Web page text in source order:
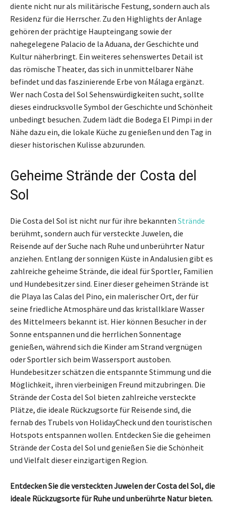
diente nicht nur als militärische Festung, sondern auch als
Residenz für die Herrscher. Zu den Highlights der Anlage
gehören der prächtige Haupteingang sowie der
nahegelegene Palacio de la Aduana, der Geschichte und
Kultur näherbringt. Ein weiteres sehenswertes Detail ist
das römische Theater, das sich in unmittelbarer Nähe
befindet und das faszinierende Erbe von Málaga ergänzt.
Wer nach Costa del Sol Sehenswürdigkeiten sucht, sollte
dieses eindrucksvolle Symbol der Geschichte und Schönheit
unbedingt besuchen. Zudem lädt die Bodega El Pimpi in der
Nähe dazu ein, die lokale Küche zu genießen und den Tag in
dieser historischen Kulisse abzurunden.
Geheime Strände der Costa del
Sol
Die Costa del Sol ist nicht nur für ihre bekannten Strände
berühmt, sondern auch für versteckte Juwelen, die
Reisende auf der Suche nach Ruhe und unberührter Natur
anziehen. Entlang der sonnigen Küste in Andalusien gibt es
zahlreiche geheime Strände, die ideal für Sportler, Familien
und Hundebesitzer sind. Einer dieser geheimen Strände ist
die Playa las Calas del Pino, ein malerischer Ort, der für
seine friedliche Atmosphäre und das kristallklare Wasser
des Mittelmeers bekannt ist. Hier können Besucher in der
Sonne entspannen und die herrlichen Sonnentage
genießen, während sich die Kinder am Strand vergnügen
oder Sportler sich beim Wassersport austoben.
Hundebesitzer schätzen die entspannte Stimmung und die
Möglichkeit, ihren vierbeinigen Freund mitzubringen. Die
Strände der Costa del Sol bieten zahlreiche versteckte
Plätze, die ideale Rückzugsorte für Reisende sind, die
fernab des Trubels von HolidayCheck und den touristischen
Hotspots entspannen wollen. Entdecken Sie die geheimen
Strände der Costa del Sol und genießen Sie die Schönheit
und Vielfalt dieser einzigartigen Region.
Entdecken Sie die versteckten Juwelen der Costa del Sol, die
ideale Rückzugsorte für Ruhe und unberührte Natur bieten.